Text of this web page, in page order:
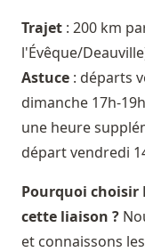
Trajet : 200 km
l'Évêque/
Astuce : départs
dimanche 17h-
une heure
départ vendredi
Pourquoi choisir
cette liaison ?
et connaissons